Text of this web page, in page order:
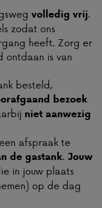
volledig vrij.
zodat ons
heeft. Zorg er
ontdaan is van
besteld,
bezoek
niet aanwezig
afspraak te
de gastank. Jouw
in jouw plaats
op de dag